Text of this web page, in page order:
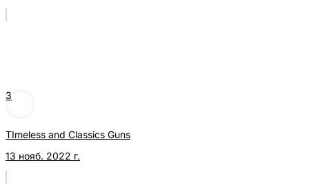
3
TImeless and Classics Guns
13 нояб. 2022 г.